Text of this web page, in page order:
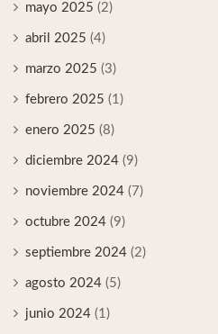
mayo 2025 (2)
abril 2025 (4)
marzo 2025 (3)
febrero 2025 (1)
enero 2025 (8)
diciembre 2024 (9)
noviembre 2024 (7)
octubre 2024 (9)
septiembre 2024 (2)
agosto 2024 (5)
junio 2024 (1)